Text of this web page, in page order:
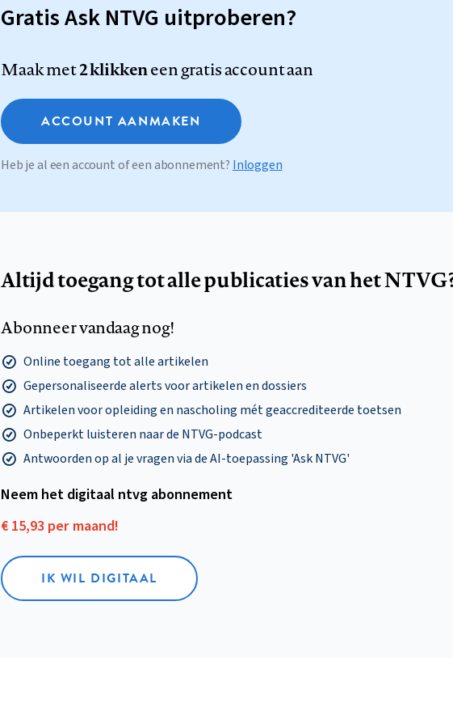
Gratis Ask NTVG uitproberen?
Maak met2 klikkeneen gratis account aan
ACCOUNT AANMAKEN
Heb je al een account of een abonnement? Inloggen
Altijd toegang tot alle publicaties van het
Abonneer vandaag nog!
Online toegang tot alle artikelen
Gepersonaliseerde alerts voor artikelen en dossiers
Artikelen voor opleiding en nascholing mét geaccrediteerde toetsen
Onbeperkt luisteren naar de NTVG-podcast
Antwoorden op al je vragen via de AI-toepassing 'Ask NTVG'
Neem het digitaal ntvg abonnement
€ 15,93 per maand!
IK WIL DIGITAAL